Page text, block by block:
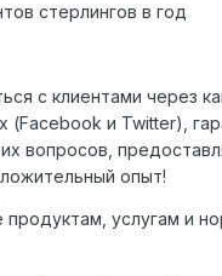
стерлингов в год
с клиентами через
(Facebook и Twitter),
вопросов,
опыт!
услугам и